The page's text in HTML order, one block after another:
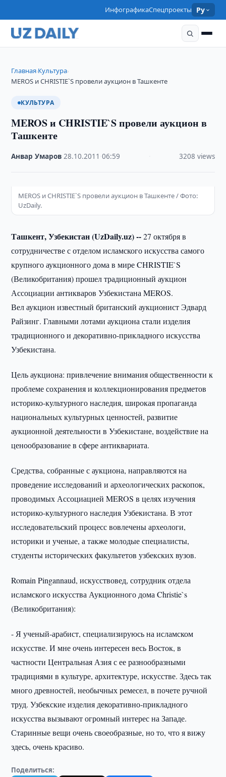
ИнфографикаСпецпроекты Ру
Главная›Культура›
MEROS и CHRISTIE`S провели аукцион в Ташкенте
КУЛЬТУРА
MEROS и CHRISTIE`S провели аукцион в
Ташкенте
Анвар Умаров ·28.10.2011 ·06:59 3208 views
MEROS и CHRISTIE`S провели аукцион в Ташкенте / Фото:
UzDaily.
Ташкент, Узбекистан (UzDaily.uz) --27 октября в
сотрудничестве с отделом исламского искусства самого
крупного аукционного дома в мире CHRISTIE`S
(Великобритания) прошел традиционный аукцион
Ассоциации антикваров Узбекистана MEROS.
Вел аукцион известный британский аукционист Эдвард
Райзинг. Главными лотами аукциона стали изделия
традиционного и декоративно-прикладного искусства
Узбекистана.
Цель аукциона: привлечение внимания общественности к
проблеме сохранения и коллекционирования предметов
историко-культурного наследия, широкая пропаганда
национальных культурных ценностей, развитие
аукционной деятельности в Узбекистане, воздействие на
ценообразование в сфере антиквариата.
Средства, собранные с аукциона, направляются на
проведение исследований и археологических раскопок,
проводимых Ассоциацией MEROS в целях изучения
историко-культурного наследия Узбекистана. В этот
исследовательский процесс вовлечены археологи,
историки и ученые, а также молодые специалисты,
студенты исторических факультетов узбекских вузов.
Romain Pingannaud, искусствовед, сотрудник отдела
исламского искусства Аукционного дома Christie`s
(Великобритания):
- Я ученый-арабист, специализируюсь на исламском
искусстве. И мне очень интересен весь Восток, в
частности Центральная Азия с ее разнообразными
традициями в культуре, архитектуре, искусстве. Здесь так
много древностей, необычных ремесел, в почете ручной
труд. Узбекские изделия декоративно-прикладного
искусства вызывают огромный интерес на Западе.
Старинные вещи очень своеобразные, но то, что я вижу
здесь, очень красиво.
Поделиться: